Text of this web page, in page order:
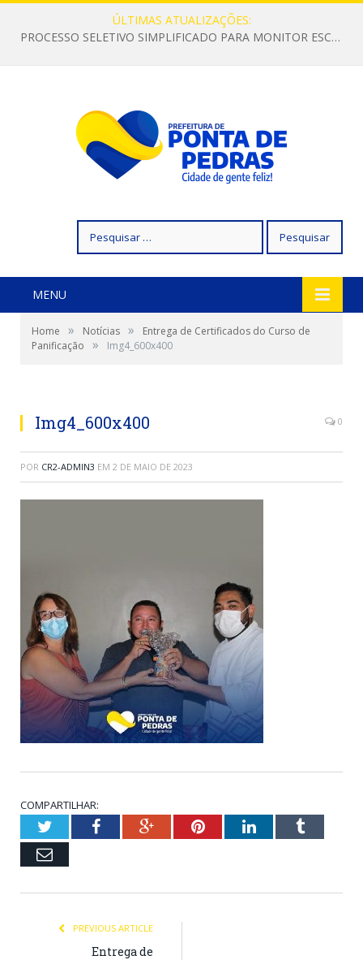
ÚLTIMAS ATUALIZAÇÕES:
PROCESSO SELETIVO SIMPLIFICADO PARA MONITOR ESCOLAR
por:
MENU
Home » Notícias »
Entrega de Certificados do Curso de
Panificação
» Img4_600x400
Img4_600x400 0
POR CR2-ADMIN3 EM 2 DE MAIO DE 2023
COMPARTILHAR:
TwitterFacebookGoogle+PinterestLinkedInTumblr
Email
PREVIOUS ARTICLE
Entrega de